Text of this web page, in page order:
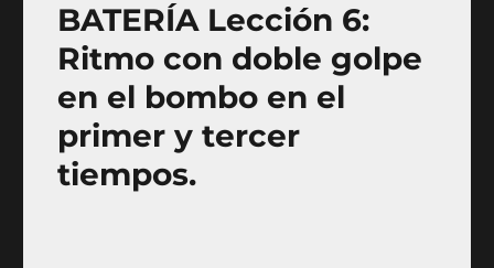
batería:
principiantes
BATERÍA Lección 6:
Ritmo con doble golpe
en el bombo en el
primer y tercer
tiempos.